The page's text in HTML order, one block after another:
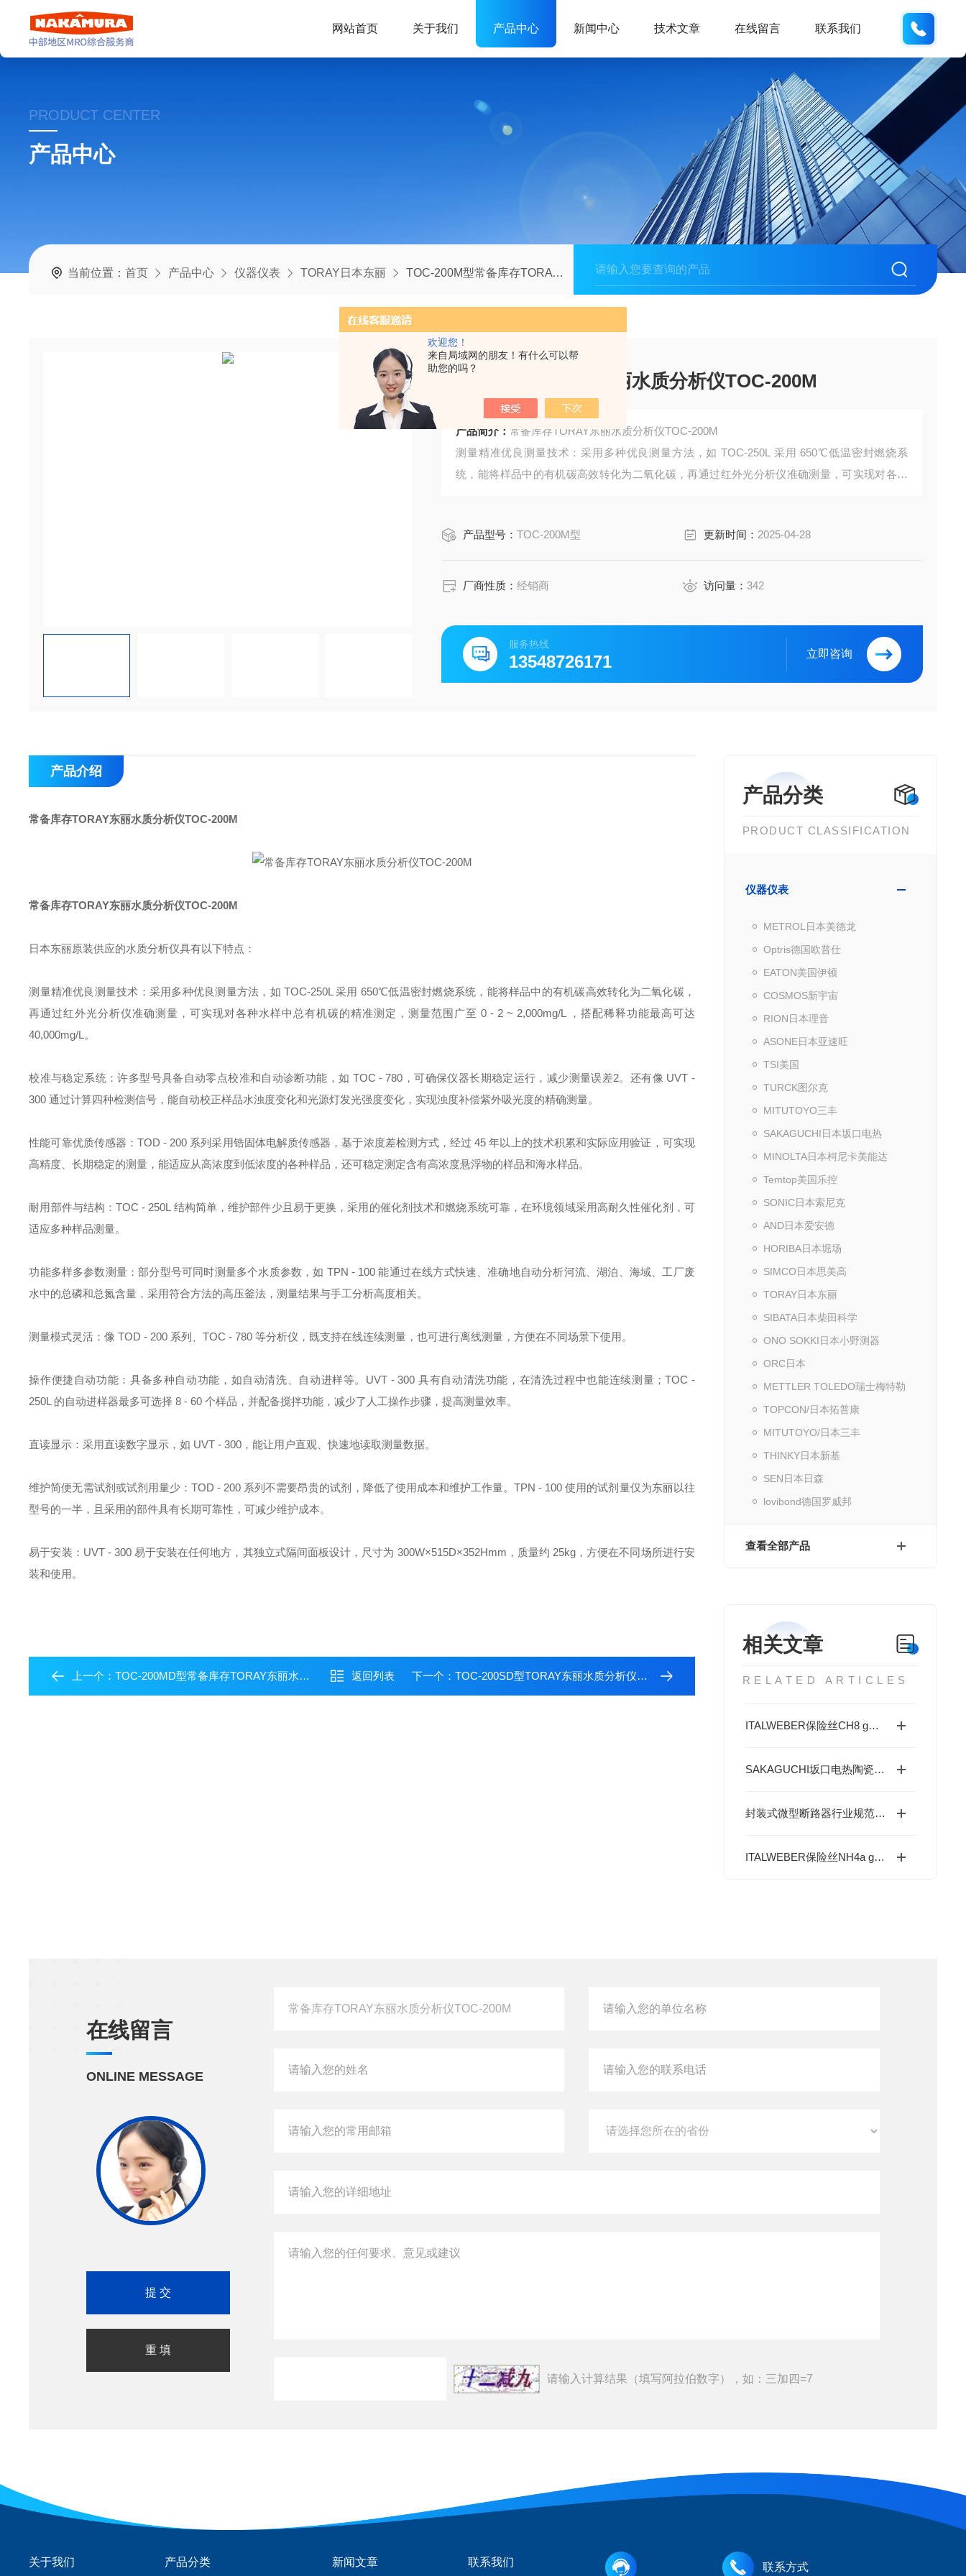
欢迎您！
来自局域网的朋友！有什么可以帮
助您的吗？
网站首页 关于我们 产品中心 新闻中心 技术文章 在线留言 联系我们
PRODUCT CENTER
产品中心
当前位置：首页 产品中心 仪器仪表 TORAY日本东丽 TOC-200M型常备库存TORAY东丽水质分析仪TOC-200M
常备库存TORAY东丽水质分析仪TOC-200M
产品简介：常备库存TORAY东丽水质分析仪TOC-200M
测量精准优良测量技术：采用多种优良测量方法，如 TOC-250L 采用 650℃低温密封燃烧系
统，能将样品中的有机碳高效转化为二氧化碳，再通过红外光分析仪准确测量，可实现对各种
产品型号：TOC-200M型 更新时间： 2025-04-28
厂商性质：经销商 访问量： 342
服务热线
13548726171 立即咨询
产品分类
PRODUCT CLASSIFICATION
仪器仪表
METROL日本美德龙
Optris德国欧普仕
EATON美国伊顿
COSMOS新宇宙
RION日本理音
ASONE日本亚速旺
TSI美国
TURCK图尔克
MITUTOYO三丰
SAKAGUCHI日本坂口电热
MINOLTA日本柯尼卡美能达
Temtop美国乐控
SONIC日本索尼克
AND日本爱安德
HORIBA日本堀场
SIMCO日本思美高
TORAY日本东丽
SIBATA日本柴田科学
ONO SOKKI日本小野测器
ORC日本
METTLER TOLEDO瑞士梅特勒
TOPCON/日本拓普康
MITUTOYO/日本三丰
THINKY日本新基
SEN日本日森
lovibond德国罗威邦
查看全部产品
相关文章
RELATED ARTICLES
ITALWEBER保险丝CH8 gG 2A特点
SAKAGUCHI坂口电热陶瓷加热器MS1000-R操作使用
封装式微型断路器行业规范：以 NEC GHG6232101R1007 为例的技术解读
ITALWEBER保险丝NH4a gG 630A的特点
产品介绍
常备库存TORAY东丽水质分析仪TOC-200M
常备库存TORAY东丽水质分析仪TOC-200M
日本东丽原装供应的水质分析仪具有以下特点：
测量精准优良测量技术：采用多种优良测量方法，如 TOC-250L 采用 650℃低温密封燃烧系统，能将样品中的有机碳高效转化为二氧化碳，
再通过红外光分析仪准确测量，可实现对各种水样中总有机碳的精准测定，测量范围广至 0 - 2 ~ 2,000mg/L ，搭配稀释功能最高可达
40,000mg/L。
校准与稳定系统：许多型号具备自动零点校准和自动诊断功能，如 TOC - 780，可确保仪器长期稳定运行，减少测量误差2。还有像 UVT -
300 通过计算四种检测信号，能自动校正样品水浊度变化和光源灯发光强度变化，实现浊度补偿紫外吸光度的精确测量。
性能可靠优质传感器：TOD - 200 系列采用锆固体电解质传感器，基于浓度差检测方式，经过 45 年以上的技术积累和实际应用验证，可实现
高精度、长期稳定的测量，能适应从高浓度到低浓度的各种样品，还可稳定测定含有高浓度悬浮物的样品和海水样品。
耐用部件与结构：TOC - 250L 结构简单，维护部件少且易于更换，采用的催化剂技术和燃烧系统可靠，在环境领域采用高耐久性催化剂，可
适应多种样品测量。
功能多样多参数测量：部分型号可同时测量多个水质参数，如 TPN - 100 能通过在线方式快速、准确地自动分析河流、湖泊、海域、工厂废
水中的总磷和总氮含量，采用符合方法的高压釜法，测量结果与手工分析高度相关。
测量模式灵活：像 TOD - 200 系列、TOC - 780 等分析仪，既支持在线连续测量，也可进行离线测量，方便在不同场景下使用。
操作便捷自动功能：具备多种自动功能，如自动清洗、自动进样等。UVT - 300 具有自动清洗功能，在清洗过程中也能连续测量；TOC -
250L 的自动进样器最多可选择 8 - 60 个样品，并配备搅拌功能，减少了人工操作步骤，提高测量效率。
直读显示：采用直读数字显示，如 UVT - 300，能让用户直观、快速地读取测量数据。
维护简便无需试剂或试剂用量少：TOD - 200 系列不需要昂贵的试剂，降低了使用成本和维护工作量。TPN - 100 使用的试剂量仅为东丽以往
型号的一半，且采用的部件具有长期可靠性，可减少维护成本。
易于安装：UVT - 300 易于安装在任何地方，其独立式隔间面板设计，尺寸为 300W×515D×352Hmm，质量约 25kg，方便在不同场所进行安
装和使用。
上一个：TOC-200MD型常备库存TORAY东丽水质分析仪TOC-200MD 返回列表 下一个： TOC-200SD型TORAY东丽水质分析仪TOC-200SD原装新品
在线留言
ONLINE MESSAGE
请输入计算结果（填写阿拉伯数字），如：三加四=7
关于我们 产品分类 新闻文章 联系我们 联系方式